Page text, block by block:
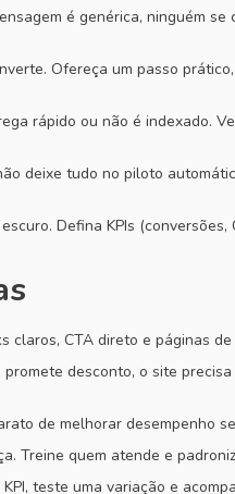
é genérica, ninguém
Ofereça um passo
rápido ou não é indexado.
deixe tudo no piloto
Defina KPIs
claros, CTA direto e páginas
desconto, o site
de melhorar desempenho
Treine quem atende e
teste uma variação e